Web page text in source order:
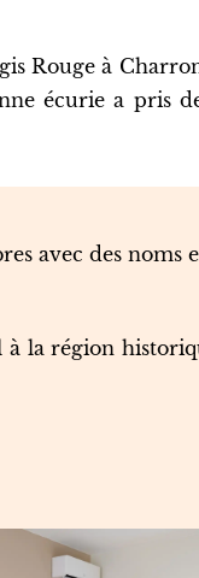
Rouge à
écurie a pris
avec des noms
à la région